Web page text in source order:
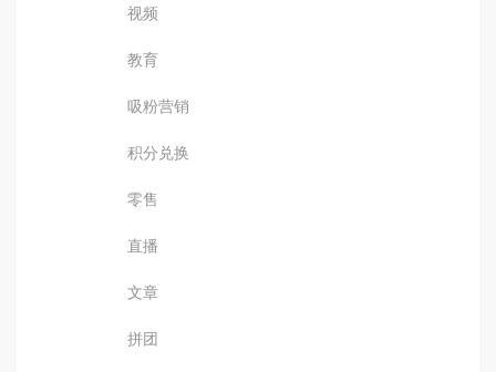
视频
教育
吸粉营销
积分兑换
零售
直播
文章
拼团